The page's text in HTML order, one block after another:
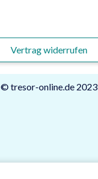
Vertrag widerrufen
© tresor-online.de 2023